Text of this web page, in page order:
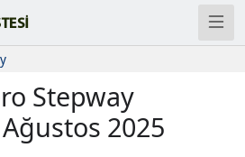
Stepway
2025